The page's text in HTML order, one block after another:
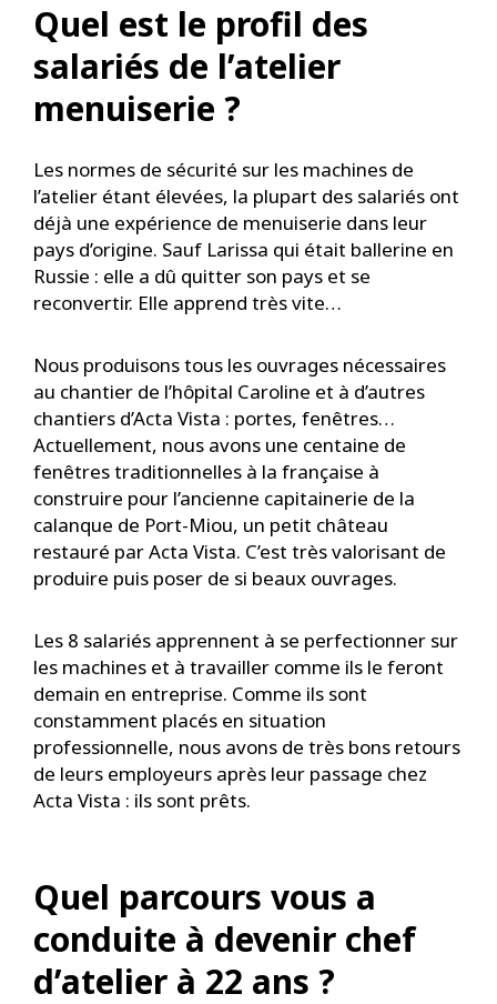
Quel est le profil des
salariés de l’atelier
menuiserie ?
Les normes de sécurité sur les machines de
l’atelier étant élevées, la plupart des salariés ont
déjà une expérience de menuiserie dans leur
pays d’origine. Sauf Larissa qui était ballerine en
Russie : elle a dû quitter son pays et se
reconvertir. Elle apprend très vite…
Nous produisons tous les ouvrages nécessaires
au chantier de l’hôpital Caroline et à d’autres
chantiers d’Acta Vista : portes, fenêtres…
Actuellement, nous avons une centaine de
fenêtres traditionnelles à la française à
construire pour l’ancienne capitainerie de la
calanque de Port-Miou, un petit château
restauré par Acta Vista. C’est très valorisant de
produire puis poser de si beaux ouvrages.
Les 8 salariés apprennent à se perfectionner sur
les machines et à travailler comme ils le feront
demain en entreprise. Comme ils sont
constamment placés en situation
professionnelle, nous avons de très bons retours
de leurs employeurs après leur passage chez
Acta Vista : ils sont prêts.
Quel parcours vous a
conduite à devenir chef
d’atelier à 22 ans ?